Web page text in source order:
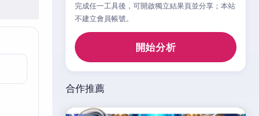
完成任一工具後，可開啟獨立結果頁並分享；本站
不建立會員帳號。
開始分析
合作推薦